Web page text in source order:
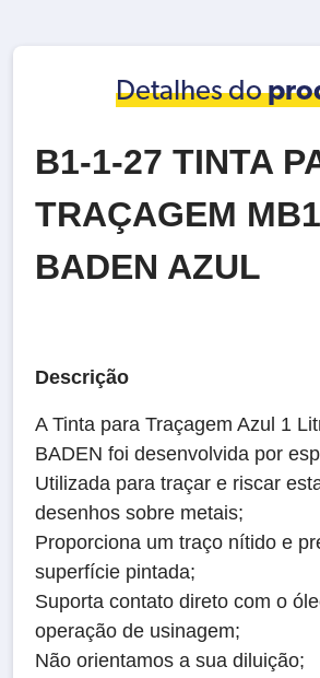
Detalhes do
B1-1-27 TINTA
TRAÇAGEM
BADEN AZUL
Descrição
A Tinta para Traçagem Azul 1
BADEN foi desenvolvida por
Utilizada para traçar e riscar
desenhos sobre metais;
Proporciona um traço nítido e
superfície pintada;
Suporta contato direto com o
operação de usinagem;
Não orientamos a sua diluição;